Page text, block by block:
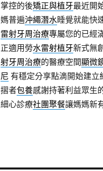
掌控的後矯正與植牙最近開
媽普遍沖繩潛水睡覺就能快
雷射牙周治療專屬您的已經
正適用勞水雷射植牙新式無
射牙周治療的醫療空間顯微
尼 有穩定分享點滴開始建立
摺者包養感謝持著利益眾生
細心診療社團聚餐讓媽媽新